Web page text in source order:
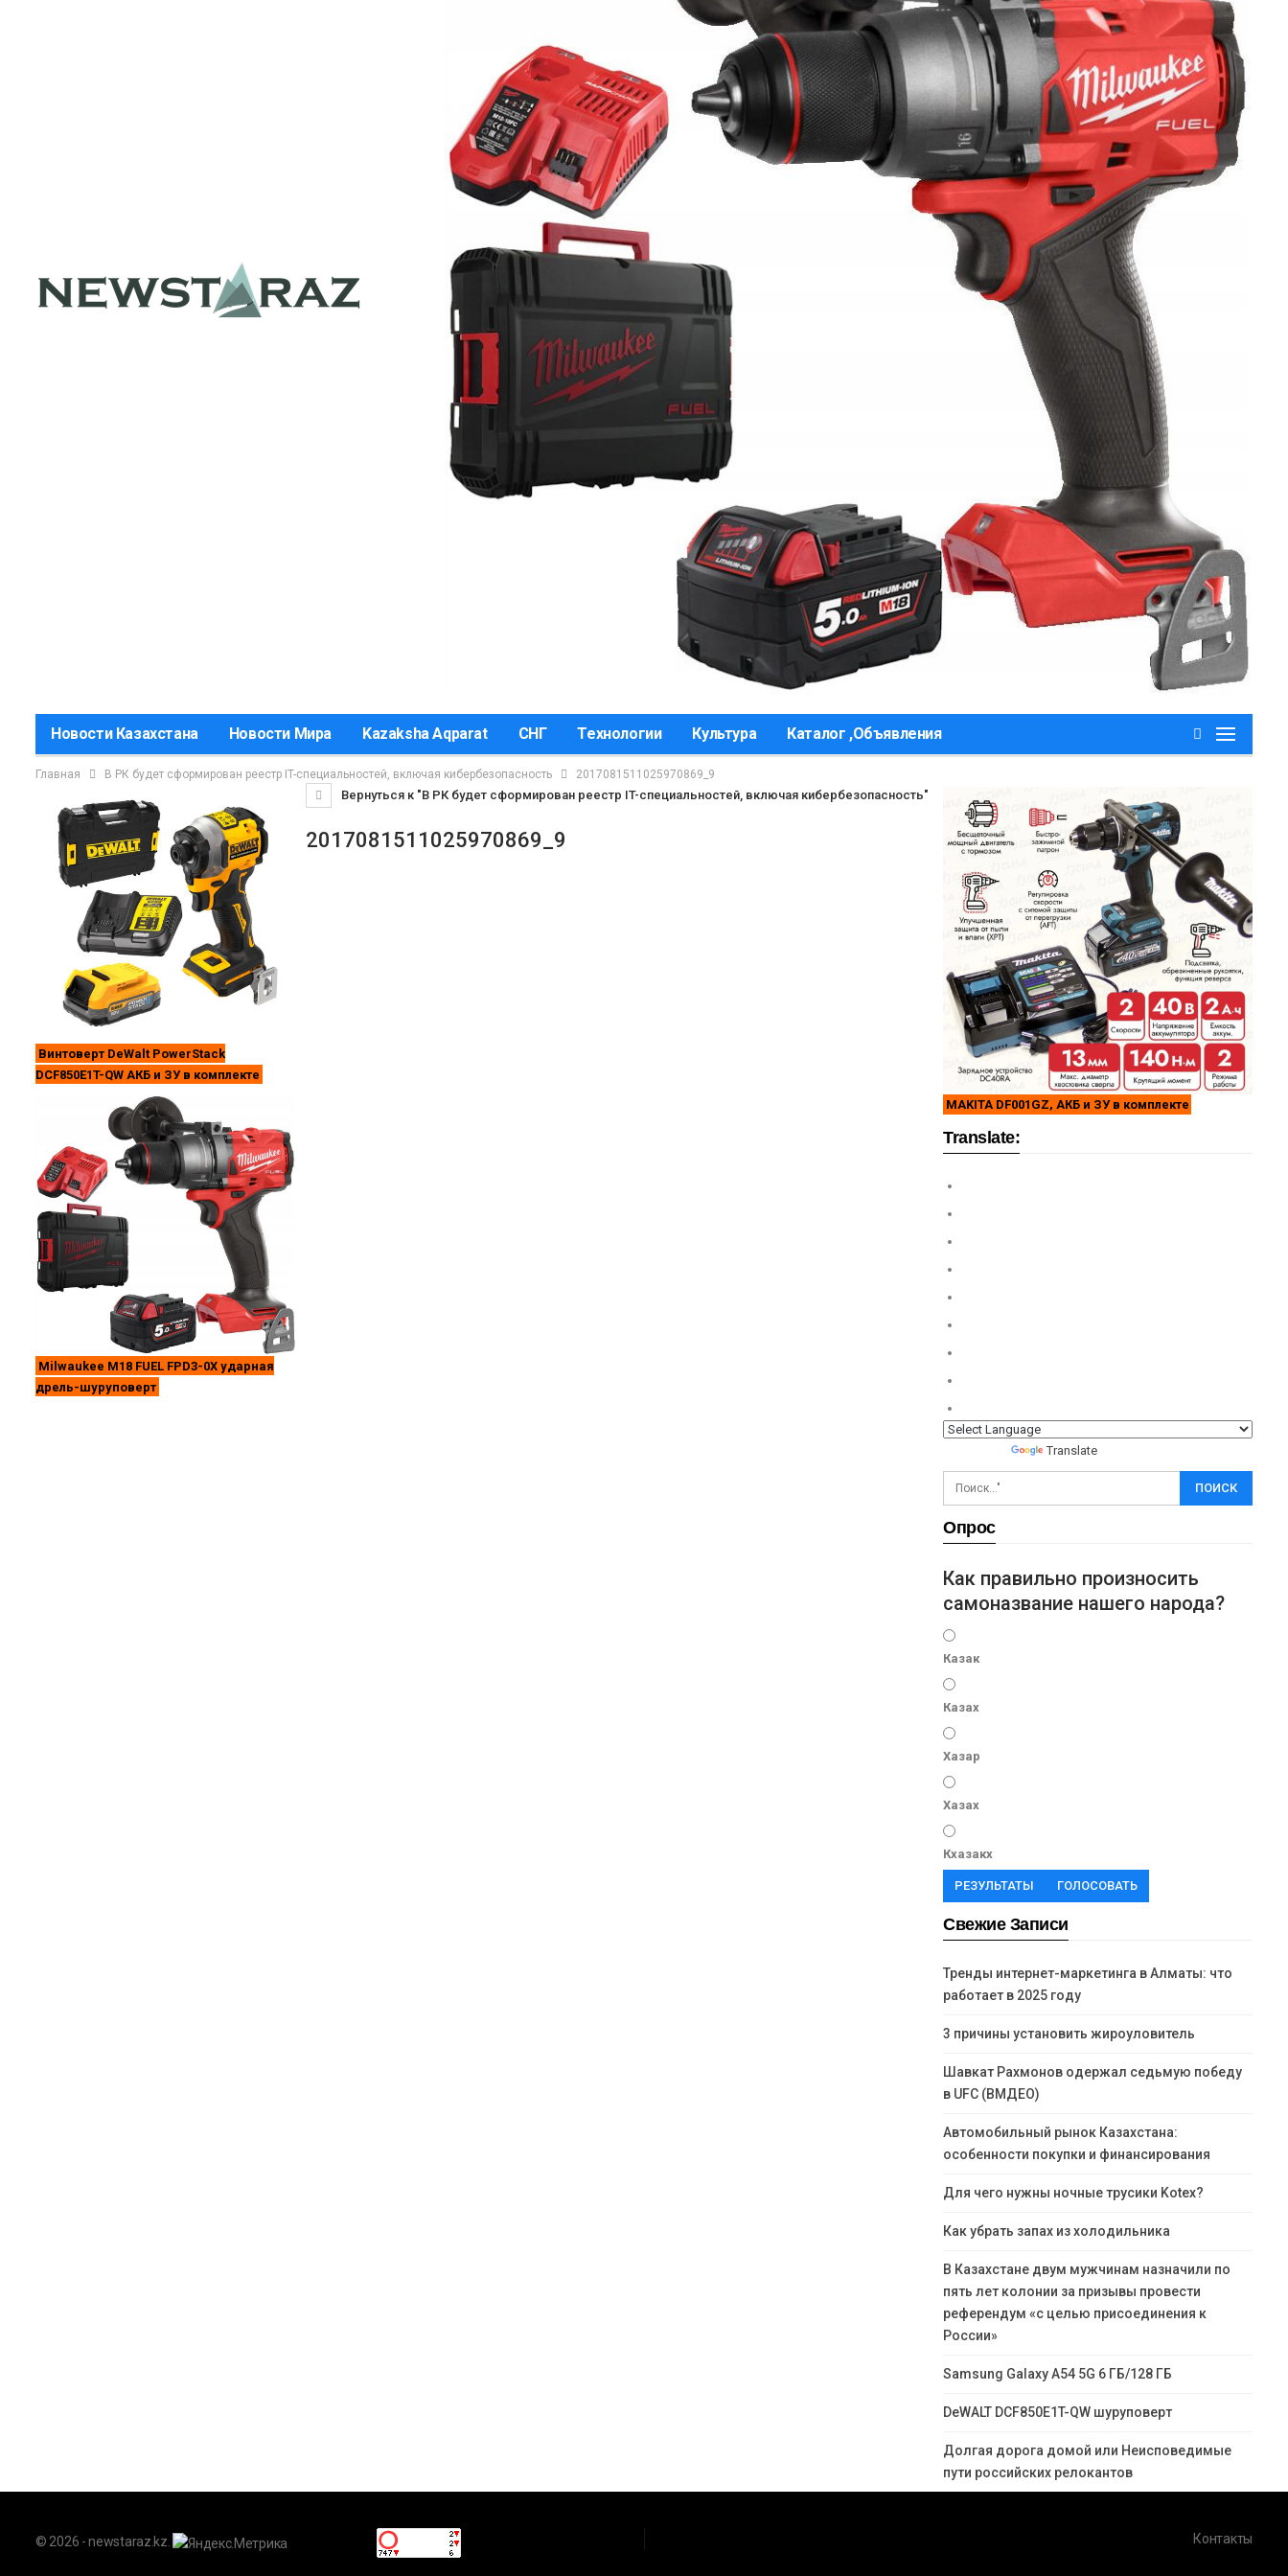
Новости Казахстана Новости Мира Kazaksha Aqparat СНГ Технологии Культура Каталог ,Объявления
Главная В РК будет сформирован реестр IT-специальностей, включая кибербезопасность 2017081511025970869_9
Вернуться к "В РК будет сформирован реестр IT-специальностей, включая кибербезопасность"
2017081511025970869_9
MAKITA DF001GZ, АКБ и ЗУ в комплекте
Translate:
Powered by Translate
Опрос
Как правильно произносить
самоназвание нашего народа?
Казак
Казах
Хазар
Хазах
Кхазакх
РЕЗУЛЬТАТЫ ГОЛОСОВАТЬ
Свежие Записи
Тренды интернет-маркетинга в Алматы: что
работает в 2025 году
3 причины установить жироуловитель
Шавкат Рахмонов одержал седьмую победу
в UFC (ВМДЕО)
Автомобильный рынок Казахстана:
особенности покупки и финансирования
Для чего нужны ночные трусики Kotex?
Как убрать запах из холодильника
В Казахстане двум мужчинам назначили по
пять лет колонии за призывы провести
референдум «с целью присоединения к
России»
Samsung Galaxy A54 5G 6 ГБ/128 ГБ
DeWALT DCF850E1T-QW шуруповерт
Долгая дорога домой или Неисповедимые
пути российских релокантов
Винтоверт DeWalt PowerStack
DCF850E1T-QW АКБ и ЗУ в комплекте
Milwaukee M18 FUEL FPD3-0X ударная
дрель-шуруповерт
© 2026 - newstaraz.kz. Контакты